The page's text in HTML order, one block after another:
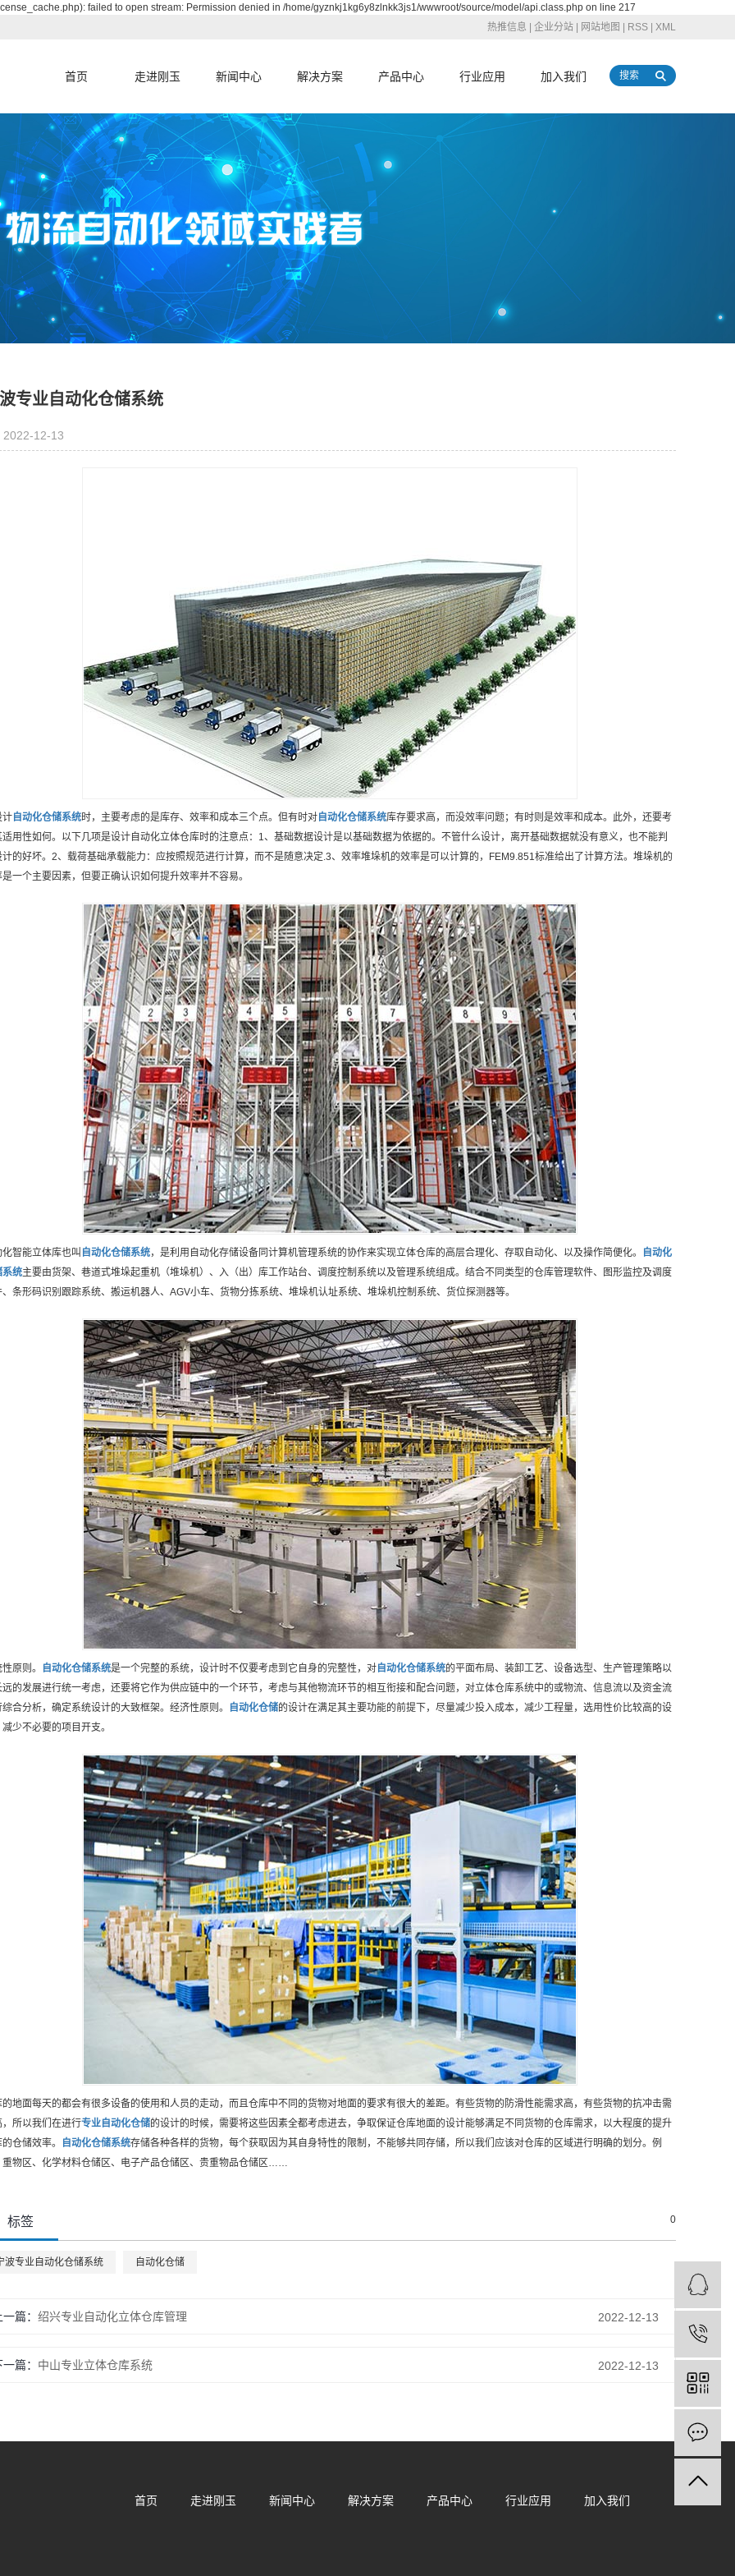
failed to open stream: Permission denied in /home/gyznkj1kg6y8zlnkk3js1/wwwroot/source/model/api.class.php on line 217
热推信息 企业分站 网站地图 RSS XML
首页 走进刚玉 新闻中心 解决方案 产品中心 行业应用 加入我们
专业自动化仓储系统
2022-12-13
计 自动化仓储系统时，主要考虑的是库存、效率和成本三个点。但有时对 自动化仓储系统库存要求高，而没效率问题；有时则是效率和成本。此外，还要考
适用性如何。以下几项是设计自动化立体仓库时的注意点：1、基础数据设计是以基础数据为依据的。不管什么设计，离开基础数据就没有意义，也不能判
计的好坏。2、载荷基础承载能力：应按照规范进行计算，而不是随意决定.3、效率堆垛机的效率是可以计算的，FEM9.851标准给出了计算方法。堆垛机的
是一个主要因素，但要正确认识如何提升效率并不容易。
化智能立体库也叫 自动化仓储系统，是利用自动化存储设备同计算机管理系统的协作来实现立体仓库的高层合理化、存取自动化、以及操作简便化。
自动化
系统主要由货架、巷道式堆垛起重机（堆垛机）、入（出）库工作站台、调度控制系统以及管理系统组成。结合不同类型的仓库管理软件、图形监控及调度
、条形码识别跟踪系统、搬运机器人、AGV小车、货物分拣系统、堆垛机认址系统、堆垛机控制系统、货位探测器等。
原则。 自动化仓储系统是一个完整的系统，设计时不仅要考虑到它自身的完整性，对 自动化仓储系统的平面布局、装卸工艺、设备选型、生产管理策略以
远的发展进行统一考虑，还要将它作为供应链中的一个环节，考虑与其他物流环节的相互衔接和配合问题，对立体仓库系统中的或物流、信息流以及资金流
综合分析，确定系统设计的大致框架。经济性原则。
自动化仓储的设计在满足其主要功能的前提下，尽量减少投入成本，减少工程量，选用性价比较高的设
少不必要的项目开支。
的地面每天的都会有很多设备的使用和人员的走动，而且仓库中不同的货物对地面的要求有很大的差距。有些货物的防滑性能需求高，有些货物的抗冲击需
，所以我们在进行专业 自动化仓储的设计的时候，需要将这些因素全都考虑进去，争取保证仓库地面的设计能够满足不同货物的仓库需求，以大程度的提升
仓储效率。
自动化仓储系统存储各种各样的货物，每个获取因为其自身特性的限制，不能够共同存储，所以我们应该对仓库的区域进行明确的划分。例
重物区、化学材料仓储区、电子产品仓储区、贵重物品仓储区……
标签 0
波专业自动化仓储系统 自动化仓储
一篇： 绍兴专业自动化立体仓库管理 2022-12-13
篇： 中山专业立体仓库系统 2022-12-13
首页 走进刚玉 新闻中心 解决方案 产品中心 行业应用 加入我们